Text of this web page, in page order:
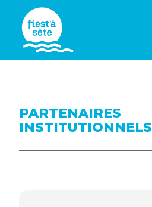
PARTENAIRES
INSTITUTIONNELS